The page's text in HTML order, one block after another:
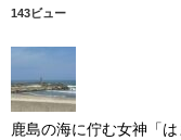
143ビュー
鹿島の海に佇む女神「